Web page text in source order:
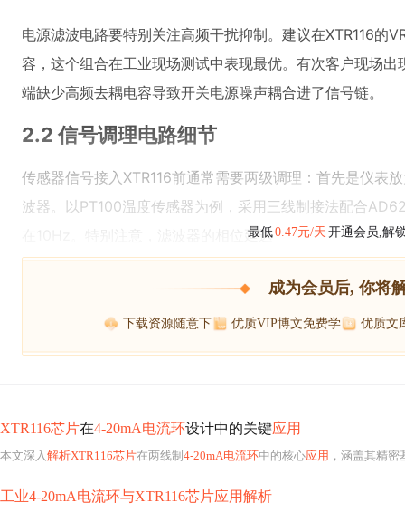
电源滤波电路要特别关注高频干扰抑制。建议在XTR116的
容，这个组合在工业现场测试中表现最优。有次客户现场
端缺少高频去耦电容导致开关电源噪声耦合进了信号链。
2.2 信号调理电路细节
传感器信号接入XTR116前通常需要两级调理：首先是仪表
波器。以PT100温度传感器为例，采用三线制接法配合
在10Hz。特别注意，滤波器的相位延迟
最低0.47元/天 开通会员,解
成为会员后, 你将
下载资源随意下 优质VIP博文免费学 优质文
XTR116芯片在4-20mA电流环设计中的关键应用
本文深入解析XTR116芯片在两线制 4-20mA电流环中的核心应用 ，涵盖其精密基准源、低功耗稳压输出及高线
工业4-20mA电流环与XTR116芯片应用解析